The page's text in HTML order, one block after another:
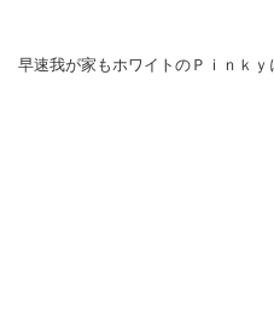
早速我が家もホワイトのＰｉｎｋｙ